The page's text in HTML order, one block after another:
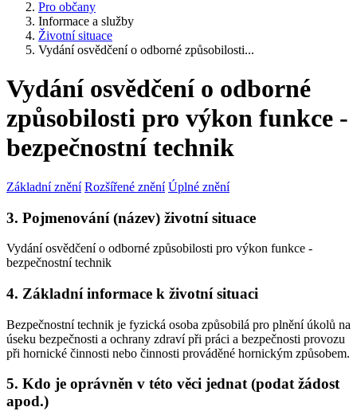
Pro občany
Informace a služby
Životní situace
Vydání osvědčení o odborné způsobilosti...
Vydání osvědčení o odborné
způsobilosti pro výkon funkce -
bezpečnostní technik
Základní znění Rozšířené znění Úplné znění
3. Pojmenování (název) životní situace
Vydání osvědčení o odborné způsobilosti pro výkon funkce -
bezpečnostní technik
4. Základní informace k životní situaci
Bezpečnostní technik je fyzická osoba způsobilá pro plnění úkolů na
úseku bezpečnosti a ochrany zdraví při práci a bezpečnosti provozu
při hornické činnosti nebo činnosti prováděné hornickým způsobem.
5. Kdo je oprávněn v této věci jednat (podat žádost
apod.)